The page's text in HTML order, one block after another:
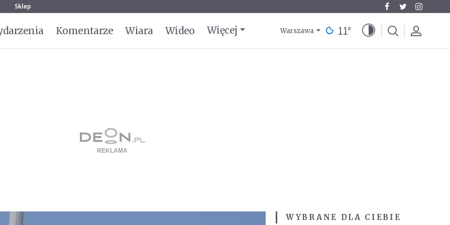
Sklep
Komentarze Wiara Wideo Więcej Warszawa 11°
WYBRANE DLA CIEBIE